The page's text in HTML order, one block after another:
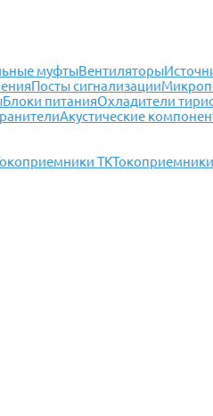
муфтыВентиляторы
Посты сигнализации
Блоки питанияОхладители
Акустические
ТК